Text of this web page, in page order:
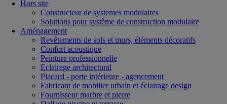
Hors site
Constructeur de systemes modulaires
Solutions pour système de construction modulaire
Aménagement
Revêtements de sols et murs, éléments décoratifs
Confort acoustique
Peinture professionnelle
Eclairage architectural
Placard - porte intérieure - agencement
Fabricant de mobilier urbain et éclairage design
Fournisseur marbre et pierre